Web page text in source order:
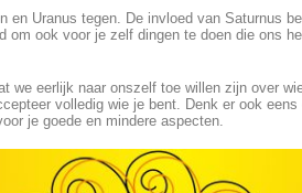
en Uranus tegen. De invloed van Saturnus
om ook voor je zelf dingen te doen die ons
we eerlijk naar onszelf toe willen zijn over
volledig wie je bent. Denk er ook
je goede en mindere aspecten.